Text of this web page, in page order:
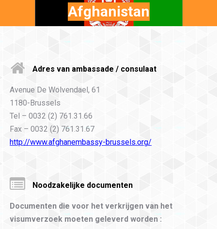
Afghanistan
Adres van ambassade / consulaat
Avenue De Wolvendael, 61
1180-Brussels
Tel – 0032 (2) 761.31.66
Fax – 0032 (2) 761.31.67
http://www.afghanembassy-brussels.org/
Noodzakelijke documenten
Documenten die voor het verkrijgen van het
visumverzoek moeten geleverd worden :